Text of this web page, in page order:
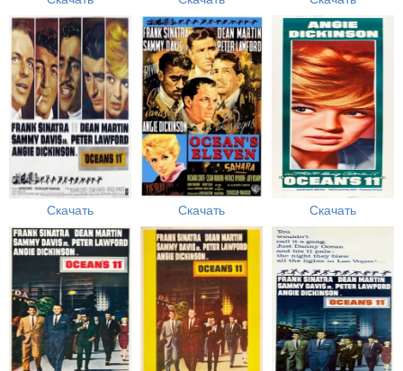
Скачать Скачать Скачать